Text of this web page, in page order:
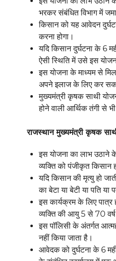
भरकर संबंधित विभाग में
किसान को यह आवेदन
करना होगा।
यदि किसान दुर्घटना के 6
ऐसी स्थिति में उसे इस
इस योजना के माध्यम से
अपने इलाज के लिए कर
मुख्यमंत्री कृषक साथी
होने वाली आर्थिक तंगी से
राजस्थान मुख्यमंत्री कृषक
इस योजना का लाभ उठाने
व्यक्ति को पंजीकृत किसान
यदि किसान की मृत्यु हो
का बेटा या बेटी या पति या
इस कार्यक्रम के लिए
व्यक्ति की आयु 5 से 70 वर्ष
इस पॉलिसी के अंतर्गत
नहीं किया जाता है।
आवेदक को दुर्घटना के 6